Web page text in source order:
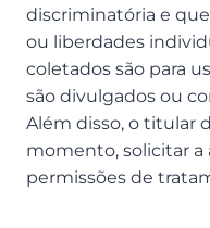
discriminatória e
ou liberdades
coletados são para
são divulgados ou
Além disso, o titular
momento, solicitar a
permissões de